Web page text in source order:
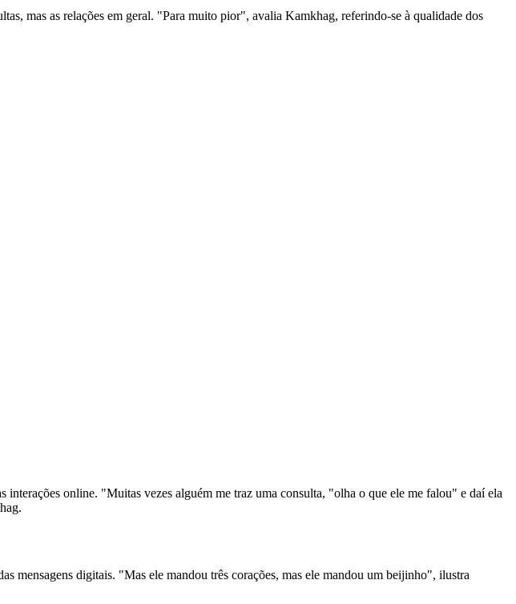
mas as relações em geral. "Para muito pior", avalia Kamkhag, referindo-se à qualidade dos
interações online. "Muitas vezes alguém me traz uma consulta, "olha o que ele me falou" e daí ela
mensagens digitais. "Mas ele mandou três corações, mas ele mandou um beijinho", ilustra